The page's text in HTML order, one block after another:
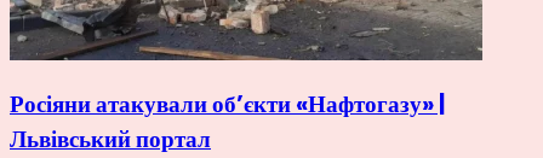
Росіяни атакували об’єкти «Нафтогазу» |
Львівський портал